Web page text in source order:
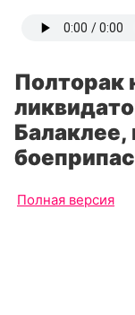
Полторак
Балаклее,
Полная версия